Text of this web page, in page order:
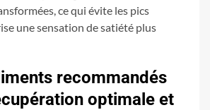
ce qui évite les pics
une sensation de satiété plus
recommandés
optimale et